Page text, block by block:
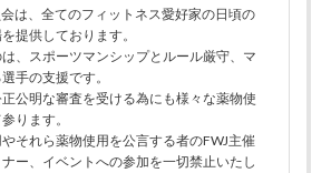
は、全てのフィットネス愛好家の日頃の
提供しております。
、スポーツマンシップとルール厳守、マ
手の支援です。
公明な審査を受ける為にも様々な薬物使
ります。
それら薬物使用を公言する者のFWJ主催
ー、イベントへの参加を一切禁止いたし